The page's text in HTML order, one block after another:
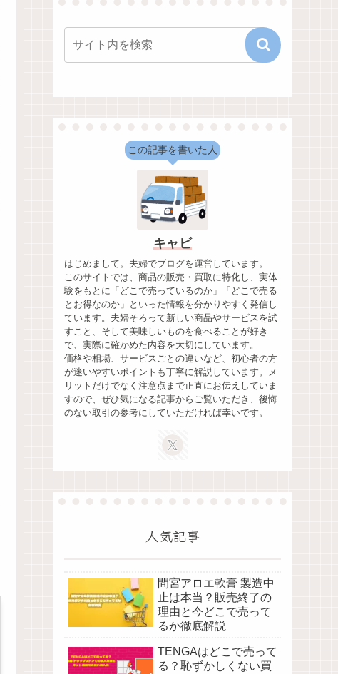
この記事を書いた人
キャビ
はじめまして。夫婦でブログを運営しています。
このサイトでは、商品の販売・買取に特化し、実体
験をもとに「どこで売っているのか」「どこで売る
とお得なのか」といった情報を分かりやすく発信し
ています。夫婦そろって新しい商品やサービスを試
すこと、そして美味しいものを食べることが好き
で、実際に確かめた内容を大切にしています。
価格や相場、サービスごとの違いなど、初心者の方
が迷いやすいポイントも丁寧に解説しています。メ
リットだけでなく注意点まで正直にお伝えしていま
すので、ぜひ気になる記事からご覧いただき、後悔
のない取引の参考にしていただければ幸いです。
人気記事
間宮アロエ軟膏 製造中
止は本当？販売終了の
理由と今どこで売って
るか徹底解説
TENGAはどこで売って
る？恥ずかしくない買